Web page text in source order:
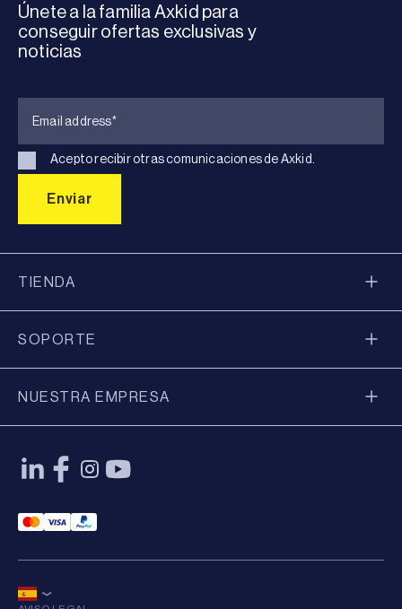
Únete a la familia Axkid para
conseguir ofertas exclusivas y
noticias
Acepto recibir otras comunicaciones de Axkid.
TIENDA
SOPORTE
NUESTRA EMPRESA
Mastercard Payment
Visa Payment
Paypal Payment